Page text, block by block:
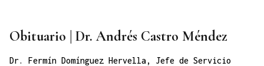
Obituario | Dr. Andrés Castro Méndez
Dr. Fermín Domínguez Hervella, Jefe de Servicio